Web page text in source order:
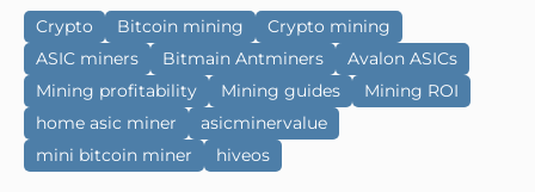
Crypto Bitcoin mining
Crypto mining
ASIC miners
Bitmain Antminers
Avalon ASICs
Mining profitability
Mining guides
Mining ROI
home asic miner
asicminervalue
mini bitcoin miner
hiveos